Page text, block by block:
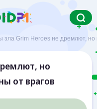
Grim Heroes не дремлют, но
но
от врагов